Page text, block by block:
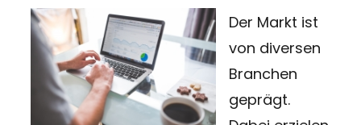
Der Markt ist
von diversen
Branchen
geprägt.